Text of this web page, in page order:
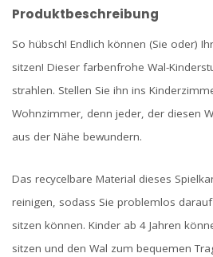
Produktbeschreibung
So hübsch! Endlich können (Sie oder)
sitzen! Dieser farbenfrohe Wal-
strahlen. Stellen Sie ihn ins
Wohnzimmer, denn jeder, der diesen
aus der Nähe bewundern.
Das recycelbare Material dieses
reinigen, sodass Sie problemlos
sitzen können. Kinder ab 4 Jahren
sitzen und den Wal zum bequemen